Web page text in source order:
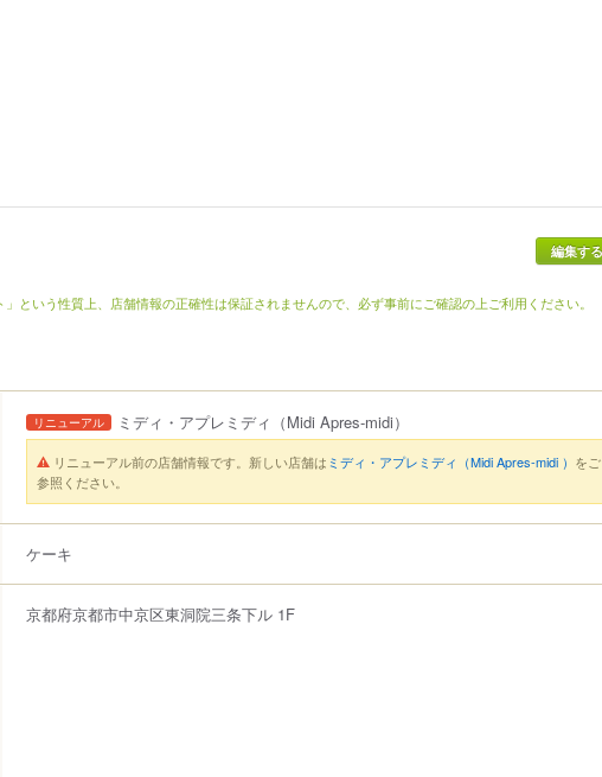
」という性質上、店舗情報の正確性は保証されませんので、必ず事前にご確認の上ご利用ください。
リニューアル ミディ・アプレミディ （Midi Apres-midi）
リニューアル前の店舗情報です。新しい店舗は ミディ・アプレミディ（Midi Apres-midi ） をご
参照ください。
ケーキ
京都府京都市中京区東洞院三条下ル 1F